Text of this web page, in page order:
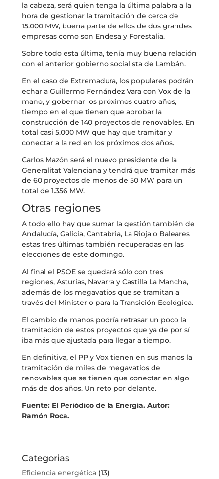
la cabeza, será quien tenga la última palabra a la
hora de gestionar la tramitación de cerca de
15.000 MW, buena parte de ellos de dos grandes
empresas como son Endesa y Forestalia.
Sobre todo esta última, tenía muy buena relación
con el anterior gobierno socialista de Lambán.
En el caso de Extremadura, los populares podrán
echar a Guillermo Fernández Vara con Vox de la
mano, y gobernar los próximos cuatro años,
tiempo en el que tienen que aprobar la
construcción de 140 proyectos de renovables. En
total casi 5.000 MW que hay que tramitar y
conectar a la red en los próximos dos años.
Carlos Mazón será el nuevo presidente de la
Generalitat Valenciana y tendrá que tramitar más
de 60 proyectos de menos de 50 MW para un
total de 1.356 MW.
Otras regiones
A todo ello hay que sumar la gestión también de
Andalucía, Galicia, Cantabria, La Rioja o Baleares
estas tres últimas también recuperadas en las
elecciones de este domingo.
Al final el PSOE se quedará sólo con tres
regiones, Asturias, Navarra y Castilla La Mancha,
además de los megavatios que se tramitan a
través del Ministerio para la Transición Ecológica.
El cambio de manos podría retrasar un poco la
tramitación de estos proyectos que ya de por sí
iba más que ajustada para llegar a tiempo.
En definitiva, el PP y Vox tienen en sus manos la
tramitación de miles de megavatios de
renovables que se tienen que conectar en algo
más de dos años. Un reto por delante.
Fuente: El Periódico de la Energía. Autor:
Ramón Roca.
Categorias
Eficiencia energética(13)